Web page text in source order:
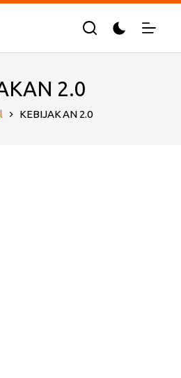
2.0
KEBIJAKAN 2.0